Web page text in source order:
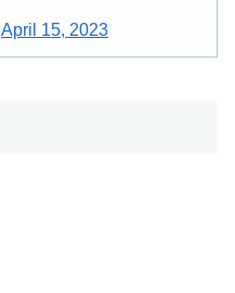
April 15, 2023